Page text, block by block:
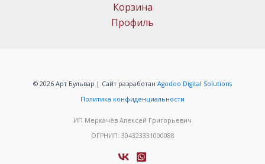
Корзина
Профиль
© 2026 Арт Бульвар | Сайт разработан Agodoo Digital Solutions
Политика конфиденциальности
ИП Меркачёв Алексей Григорьевич
ОГРНИП: 304323331000088